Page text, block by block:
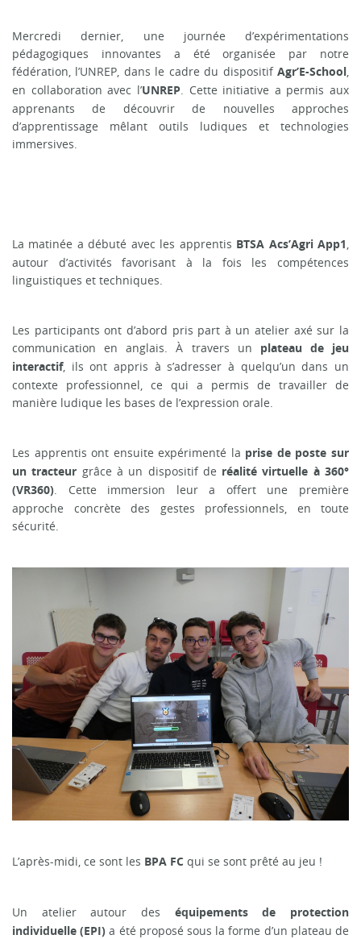
Mercredi dernier, une journée d’expérimentations
pédagogiques innovantes a été organisée par notre
fédération, l’UNREP, dans le cadre du dispositif Agr’E-School ,
en collaboration avec l’UNREP. Cette initiative a permis aux
apprenants de découvrir de nouvelles approches
d’apprentissage mêlant outils ludiques et technologies
immersives.
La matinée a débuté avec les apprentis BTSA Acs’Agri App1,
autour d’activités favorisant à la fois les compétences
linguistiques et techniques.
Les participants ont d’abord pris part à un atelier axé sur la
communication en anglais. À travers un
plateau de jeu
interactif, ils ont appris à s’adresser à quelqu’un dans un
contexte professionnel, ce qui a permis de travailler de
manière ludique les bases de l’expression orale.
Les apprentis ont ensuite expérimenté la prise de poste sur
un tracteur grâce à un dispositif de réalité virtuelle à 360°
(VR360). Cette immersion leur a offert une première
approche concrète des gestes professionnels, en toute
sécurité.
L’après-midi, ce sont les BPA FC qui se sont prêté au jeu !
Un atelier autour des équipements de protection
individuelle (EPI) a été proposé sous la forme d’un plateau de